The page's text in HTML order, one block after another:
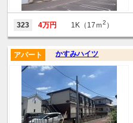
323 4万円 1K（17ｍ2 ）
かすみハイツ
アパート